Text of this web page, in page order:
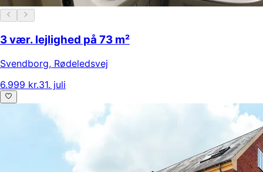
3 vær. lejlighed på 73 m²
Svendborg, Rødeledsvej
6.999 kr.31. juli